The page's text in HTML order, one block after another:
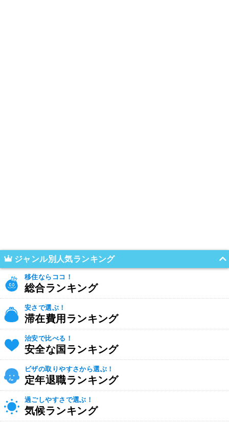
ジャンル別人気ランキング
移住ならココ！
総合ランキング
安さで選ぶ！
滞在費用ランキング
治安で比べる！
安全な国ランキング
ビザの取りやすさから選ぶ！
定年退職ランキング
過ごしやすさで選ぶ！
気候ランキング